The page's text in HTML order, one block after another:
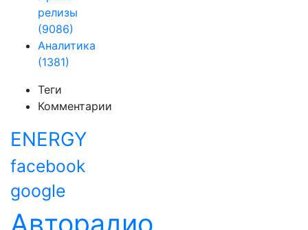
релизы
(9086)
Аналитика
(1381)
Теги
Комментарии
ENERGY
facebook
google
Авторадио